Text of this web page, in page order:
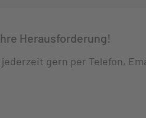
Herausforderung!
gern per Telefon,